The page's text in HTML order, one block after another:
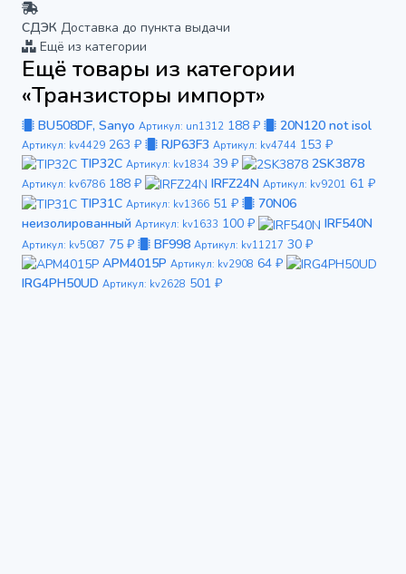
СДЭК Доставка до пункта выдачи
Ещё из категории
Ещё товары из категории
«Транзисторы импорт»
BU508DF, Sanyo Артикул: un1312 188 ₽ 20N120 not isol
Артикул: kv4429 263 ₽ RJP63F3 Артикул: kv4744 153 ₽
TIP32C Артикул: kv1834 39 ₽ 2SK3878
Артикул: kv6786 188 ₽ IRFZ24N Артикул: kv9201 61 ₽
TIP31C Артикул: kv1366 51 ₽
70N06
неизолированный Артикул: kv1633 100 ₽ IRF540N
Артикул: kv5087 75 ₽ BF998 Артикул: kv11217 30 ₽
APM4015P Артикул: kv2908 64 ₽
IRG4PH50UD Артикул: kv2628 501 ₽